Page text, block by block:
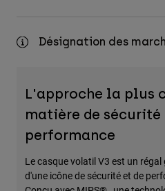
Désignation des
L'approche la plus
matière de sécurité
performance
Le casque volatil V3 est un
d'une icône de sécurité et de